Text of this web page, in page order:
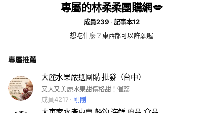
專屬的林柔柔團購網💋
成員239
記事本12
想吃什麼？東西都可以許願喔
專屬推薦
大麗水果嚴選團購 批發（台中）
又大又美麗水果甜價格甜！催蕊
成員4217
剛剛